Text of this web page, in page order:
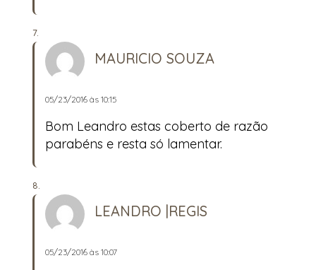
MAURICIO SOUZA
05/23/2016 às 10:15
Bom Leandro estas coberto de razão
parabéns e resta só lamentar.
LEANDRO |REGIS
05/23/2016 às 10:07